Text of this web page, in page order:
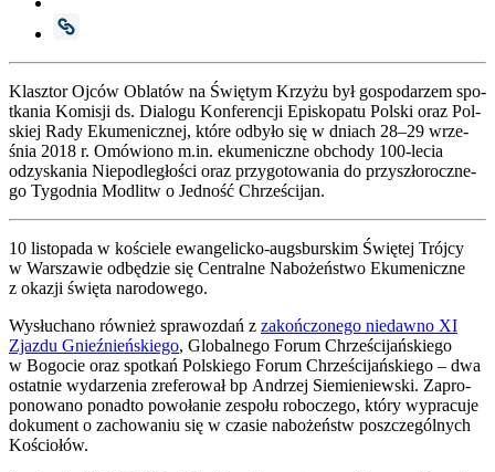
Klasz­tor Ojców Obla­tów na Świę­tym Krzy­żu był gospo­da­rzem spo­
tka­nia Komi­sji ds. Dia­lo­gu Kon­fe­ren­cji Epi­sko­pa­tu Pol­ski oraz Pol­
skiej Rady Eku­me­nicz­nej, któ­re odby­ło się w dniach 28–29 wrze­
śnia 2018 r. Omó­wio­no m.in. eku­me­nicz­ne obcho­dy 100-lecia
odzy­ska­nia Nie­pod­le­gło­ści oraz przy­go­to­wa­nia do przy­szło­rocz­ne­
go Tygo­dnia Modlitw o Jed­ność Chrze­ści­jan.
10 listo­pa­da w koście­le ewan­ge­lic­ko-augs­bur­skim Świę­tej Trój­cy
w War­sza­wie odbę­dzie się Cen­tral­ne Nabo­żeń­stwo Eku­me­nicz­ne
z oka­zji świę­ta naro­do­we­go.
Wysłu­cha­no rów­nież spra­woz­dań z zakoń­czo­ne­go nie­daw­no XI
Zjaz­du Gnieź­nień­skie­go, Glo­bal­ne­go Forum Chrze­ści­jań­skie­go
w Bogo­cie oraz spo­tkań Pol­skie­go Forum Chrze­ści­jań­skie­go – dwa
ostat­nie wyda­rze­nia zre­fe­ro­wał bp Andrzej Sie­mie­niew­ski. Zapro­
po­no­wa­no ponad­to powo­ła­nie zespo­łu robo­cze­go, któ­ry wypra­cu­je
doku­ment o zacho­wa­niu się w cza­sie nabo­żeństw poszcze­gól­nych
Kościo­łów.